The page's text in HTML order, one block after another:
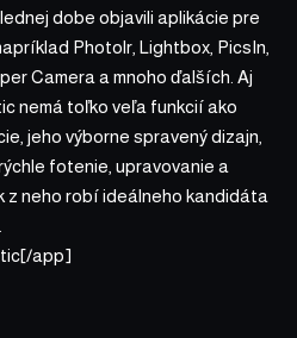
dobe objavili aplikácie pre
Photolr, Lightbox, PicsIn,
Camera a mnoho ďalších. Aj
nemá toľko veľa funkcií ako
jeho výborne spravený dizajn,
fotenie, upravovanie a
z neho robí ideálneho kandidáta
app]